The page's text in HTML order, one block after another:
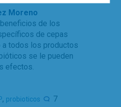
Moreno
de los
de cepas
a todos los productos
se le pueden
efectos.
, probioticos 7